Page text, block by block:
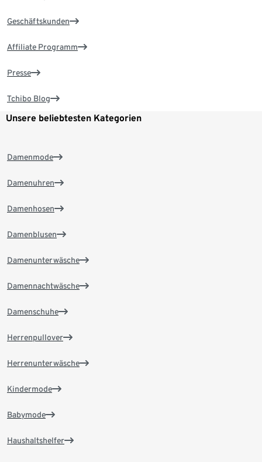
Geschäftskunden
Affiliate Programm
Presse
Tchibo Blog
Unsere beliebtesten Kategorien
Damenmode
Damenuhren
Damenhosen
Damenblusen
Damenunterwäsche
Damennachtwäsche
Damenschuhe
Herrenpullover
Herrenunterwäsche
Kindermode
Babymode
Haushaltshelfer